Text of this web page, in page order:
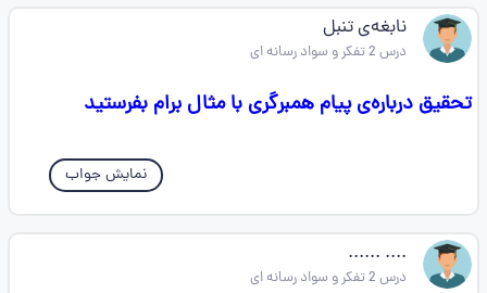
نابغه‌ی تنبل
درس 2 تفکر و سواد رسانه ای
تحقیق درباره‌ی پیام همبرگری با مثال برام بفرستید
نمایش جواب
.... ......
درس 2 تفکر و سواد رسانه ای